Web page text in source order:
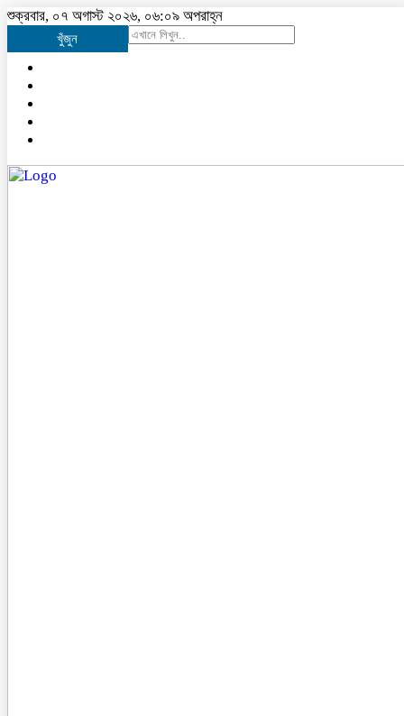
শুক্রবার, ০৭ অগাস্ট ২০২৬, ০৬:০৯ অপরাহ্ন
খুঁজুন